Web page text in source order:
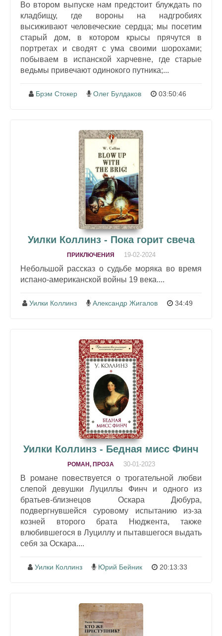
Во втором выпуске нам предстоит блуждать по
кладбищу, где вороны на надгробиях
высиживают человеческие сердца; мы посетим
старый дом, в котором крысы прячутся в
портретах и сводят с ума своими шорохами;
побываем в испанской харчевне, где старые
ведьмы привечают одинокого путника;...
Брэм Стокер Олег Булдаков 03:50:46
Уилки Коллинз - Пока горит свеча
ПРИКЛЮЧЕНИЯ 19-02-2024
Небольшой рассказ о судьбе моряка во время
испано-американской войны 19 века....
Уилки Коллинз Александр Жигалов 34:49
Уилки Коллинз - Бедная мисс Финч
РОМАН, ПРОЗА 30-01-2023
В романе повествуется о трогательной любви
слепой девушки Луциллы Финч и одного из
братьев-близнецов Оскара Дюбура,
подвергнувшейся суровому испытанию из-за
козней второго брата Нюджента, также
влюбившегося в Луциллу и пытавшегося выдать
себя за Оскара....
Уилки Коллинз Юрий Бейник 20:13:33